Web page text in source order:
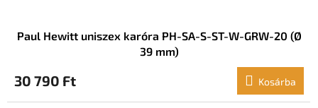
Paul Hewitt uniszex karóra PH-SA-S-ST-W-GRW-20 (Ø
39 mm)
30 790 Ft Kosárba